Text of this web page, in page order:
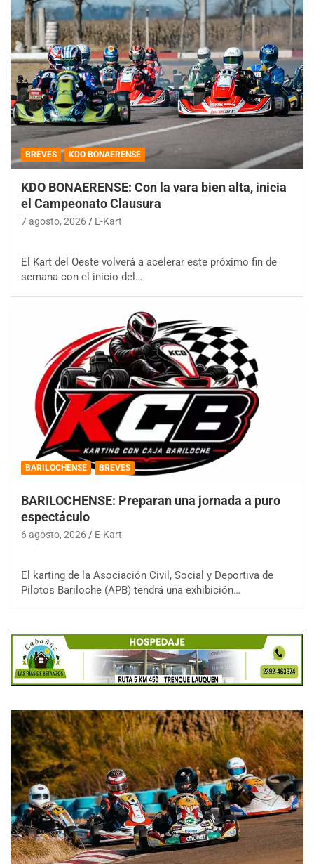
BREVES KDO BONAERENSE
KDO BONAERENSE: Con la vara bien alta, inicia
el Campeonato Clausura
7 agosto, 2026 E-Kart
El Kart del Oeste volverá a acelerar este próximo fin de
semana con el inicio del…
BARILOCHENSE BREVES
BARILOCHENSE: Preparan una jornada a puro
espectáculo
6 agosto, 2026 E-Kart
El karting de la Asociación Civil, Social y Deportiva de
Pilotos Bariloche (APB) tendrá una exhibición…